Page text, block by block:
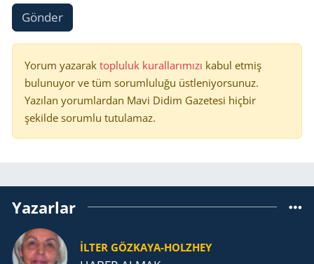
Gönder
Yorum yazarak topluluk kurallarımızı kabul etmiş
bulunuyor ve tüm sorumluluğu üstleniyorsunuz.
Yazılan yorumlardan Mavi Didim Gazetesi hiçbir
şekilde sorumlu tutulamaz.
Yazarlar
İLTER GÖZKAYA-HOLZHEY